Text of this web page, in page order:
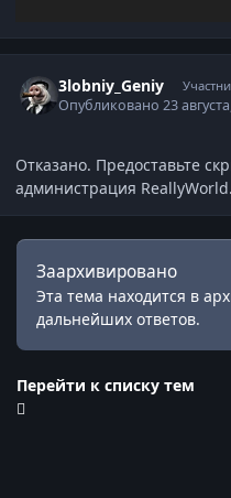
3lobniy_Geniy
Опубликовано23
Отказано. Предоставьте
администрация ReallyWorld.
Заархивировано
Эта тема находится в
дальнейших ответов.
Перейти к списку тем